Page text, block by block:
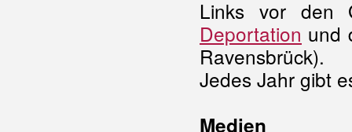
Links vor den
Deportation und
Ravensbrück).
Jedes Jahr gibt
Medien